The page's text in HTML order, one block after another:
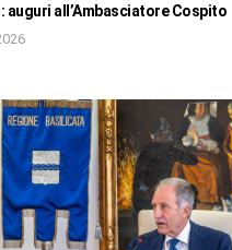
auguri all’Ambasciatore Cospito